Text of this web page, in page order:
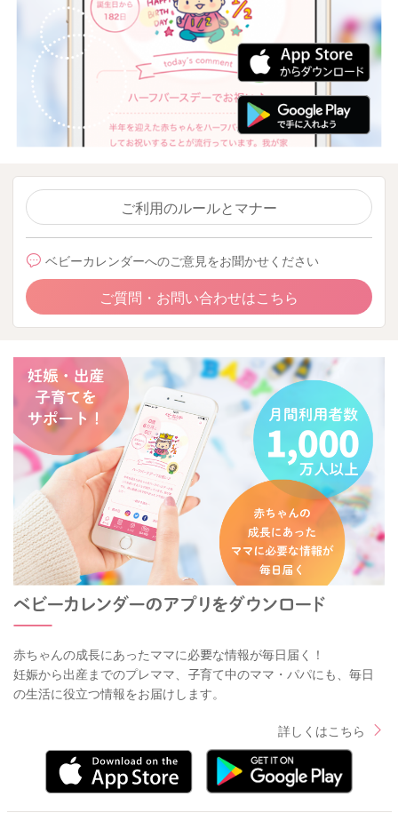
ご利用のルールとマナー
ベビーカレンダーへのご意見をお聞かせください
ご質問・お問い合わせはこちら
赤ちゃんの成長にあったママに必要な情報が毎日届く！
妊娠から出産までのプレママ、子育て中のママ・パパにも、毎日
の生活に役立つ情報をお届けします。
詳しくはこちら